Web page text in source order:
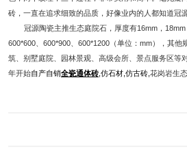
砖，一直在追求细致的品质，好像业内的人都知道冠
冠源陶瓷主推生态庭院石，厚度有16mm，18mm
600*600、600*900、600*1200（单位：mm），其他
筑、别墅庭院、园林景观、高级会所、景点服务区等
年开始自产自销全瓷通体砖 ,仿石材,仿古砖, 花岗岩生